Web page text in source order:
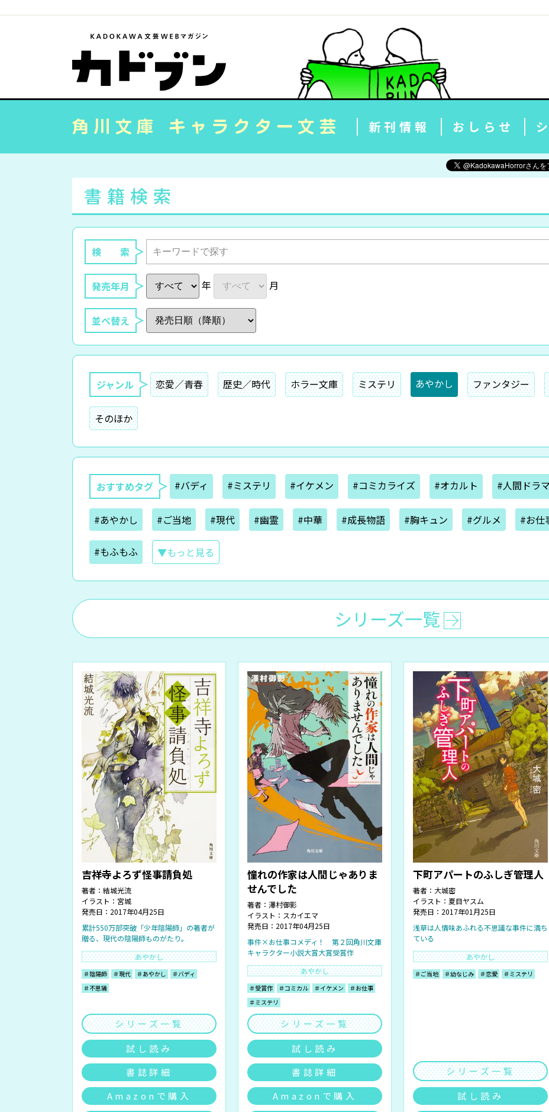
新刊情報 おしらせ
書籍検索
検 索
発売年月 年 月
並べ替え
ジャンル 恋愛／青春 歴史／時代 ホラー文庫 ミステリ あやかし ファンタジー
そのほか
おすすめタグ #バディ #ミステリ #イケメン #コミカライズ #オカルト #人間ドラマ
#あやかし #ご当地 #現代 #幽霊 #中華 #成長物語 #胸キュン #グルメ #お仕
#もふもふ ▼もっと見る
シリーズ一覧
吉祥寺よろず怪事請負処
著者： 結城光流
イラスト： 宮城
発売日：2017年04月25日
累計550万部突破「少年陰陽師」の著者が
贈る、現代の陰陽師ものがたり。
あやかし
＃陰陽師 ＃現代 ＃あやかし
＃バディ
＃不思議
シリーズ一覧
試し読み
書誌詳細
Amazonで購入
憧れの作家は人間じゃありま
せんでした
著者： 澤村御影
イラスト： スカイエマ
発売日：2017年04月25日
事件×お仕事コメディ！ 第２回角川文庫
キャラクター小説大賞大賞受賞作
あやかし
＃受賞作 ＃コミカル ＃イケメン
＃お仕事
＃ミステリ
シリーズ一覧
試し読み
書誌詳細
Amazonで購入
下町アパートのふしぎ管理人
著者： 大城密
イラスト： 夏目ヤスム
発売日：2017年01月25日
浅草は人情味あふれる不思議な事件に満ち
ている
あやかし
＃ご当地 ＃幼なじみ ＃恋愛 ＃ミステリ
シリーズ一覧
試し読み